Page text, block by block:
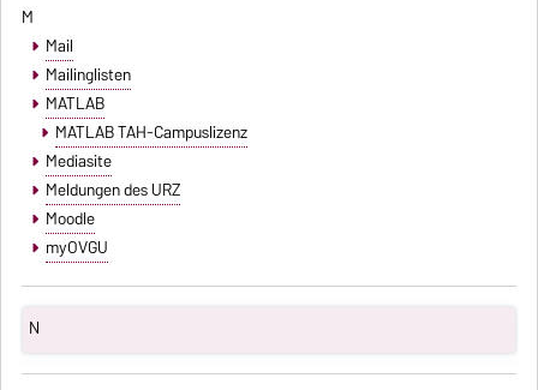
M
Mail
Mailinglisten
MATLAB
MATLAB TAH-Campuslizenz
Mediasite
Meldungen des URZ
Moodle
myOVGU
N